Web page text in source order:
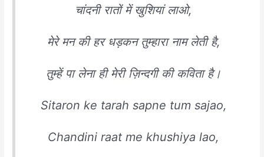
चांदनी रातों में खुशियां लाओ,
मेरे मन की हर धड़कन तुम्हारा नाम लेती है,
तुम्हें पा लेना ही मेरी ज़िन्दगी की कविता है।
Sitaron ke tarah sapne tum sajao,
Chandini raat me khushiya lao,